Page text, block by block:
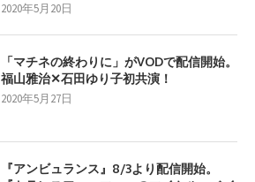
2020年5月20日
「マチネの終わりに」がVODで配信開始。
福山雅治✕石田ゆり子初共演！
2020年5月27日
『アンビュランス』8/3より配信開始。